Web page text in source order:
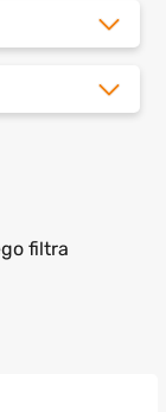
filtra